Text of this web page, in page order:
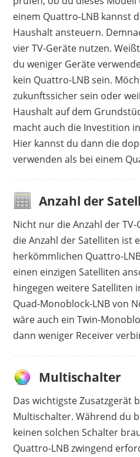
einem Quattro-LNB kannst
Haushalt ansteuern.
vier TV-Geräte nutzen.
du weniger Geräte
kein Quattro-LNB sein.
zukunftssicher sein oder
Haushalt auf dem
macht auch die Investition
Hier kannst du dann die
verwenden als bei einem
Anzahl der
Nicht nur die Anzahl der
die Anzahl der Satelliten ist
herkömmlichen Quattro-
einen einzigen Satelliten
hingegen weitere Satelliten
Quad-Monoblock-LNB von
wäre auch ein Twin-
dann weniger Receiver
Multischalter
Das wichtigste Zusatzgerät
Multischalter. Während du
keinen solchen Schalter
Quattro-LNB zwingend